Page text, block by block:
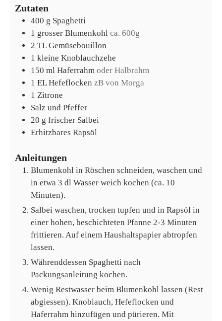
Zutaten
400 g Spaghetti
1 grosser Blumenkohl ca. 600g
2 TL Gemüsebouillon
1 kleine Knoblauchzehe
150 ml Haferrahm oder Halbrahm
1 EL Hefeflocken zB von Morga
1 Zitrone
Salz und Pfeffer
20 g frischer Salbei
Erhitzbares Rapsöl
Anleitungen
Blumenkohl in Röschen schneiden, waschen und
in etwa 3 dl Wasser weich kochen (ca. 10
Minuten).
Salbei waschen, trocken tupfen und in Rapsöl in
einer hohen, beschichteten Pfanne 2-3 Minuten
frittieren. Auf einem Haushaltspapier abtropfen
lassen.
Währenddessen Spaghetti nach
Packungsanleitung kochen.
Wenig Restwasser beim Blumenkohl lassen (Rest
abgiessen). Knoblauch, Hefeflocken und
Haferrahm hinzufügen und pürieren. Mit